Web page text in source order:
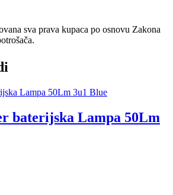
sva prava kupaca po osnovu Zakona
baterijska Lampa 50Lm